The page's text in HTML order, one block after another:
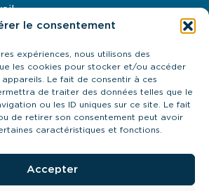
le consentement
expériences, nous utilisons des
les cookies pour stocker et/ou accéder
Le fait de consentir à ces
de traiter des données telles que le
ou les ID uniques sur ce site. Le fait
de retirer son consentement peut avoir
caractéristiques et fonctions.
Accepter
Riboud - 69002, Lyon
ara.org